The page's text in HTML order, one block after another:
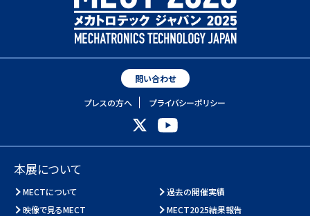
問い合わせ
プレスの方へ プライバシーポリシー
本展について
MECTについて
過去の開催実績
映像で見るMECT
MECT2025結果報告